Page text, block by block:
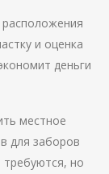
и оценка
деньги
местное
для заборов
но